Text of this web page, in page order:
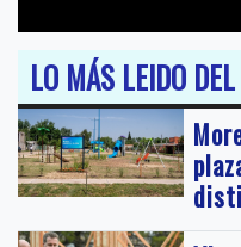
LO MÁS LEIDO